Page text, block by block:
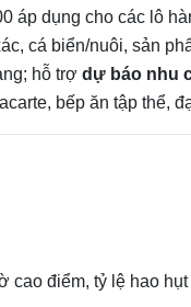
áp dụng cho các lô
cá biển/nuôi, sản
hỗ trợ dự báo nhu
bếp ăn tập thể,
cao điểm, tỷ lệ hao